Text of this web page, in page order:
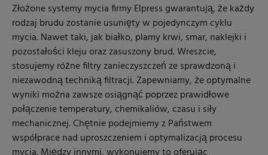
Złożone systemy mycia firmy Elpress gwarantują, że każdy
rodzaj brudu zostanie usunięty w pojedynczym cyklu
mycia. Nawet taki, jak białko, plamy krwi, smar, naklejki i
pozostałości kleju oraz zasuszony brud. Wreszcie,
stosujemy różne filtry zanieczyszczeń ze sprawdzoną i
niezawodną techniką filtracji. Zapewniamy, że optymalne
wyniki można zawsze osiągnąć poprzez prawidłowe
połączenie temperatury, chemikaliów, czasu i siły
mechanicznej. Chętnie podejmiemy z Państwem
współprace nad uproszczeniem i optymalizacją procesu